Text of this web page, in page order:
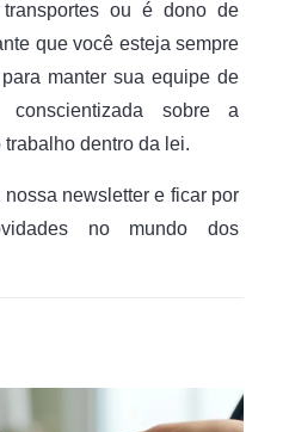
ou é dono de
que você esteja sempre
manter sua equipe de
conscientizada sobre a
dentro da lei.
newsletter e ficar por
no mundo dos